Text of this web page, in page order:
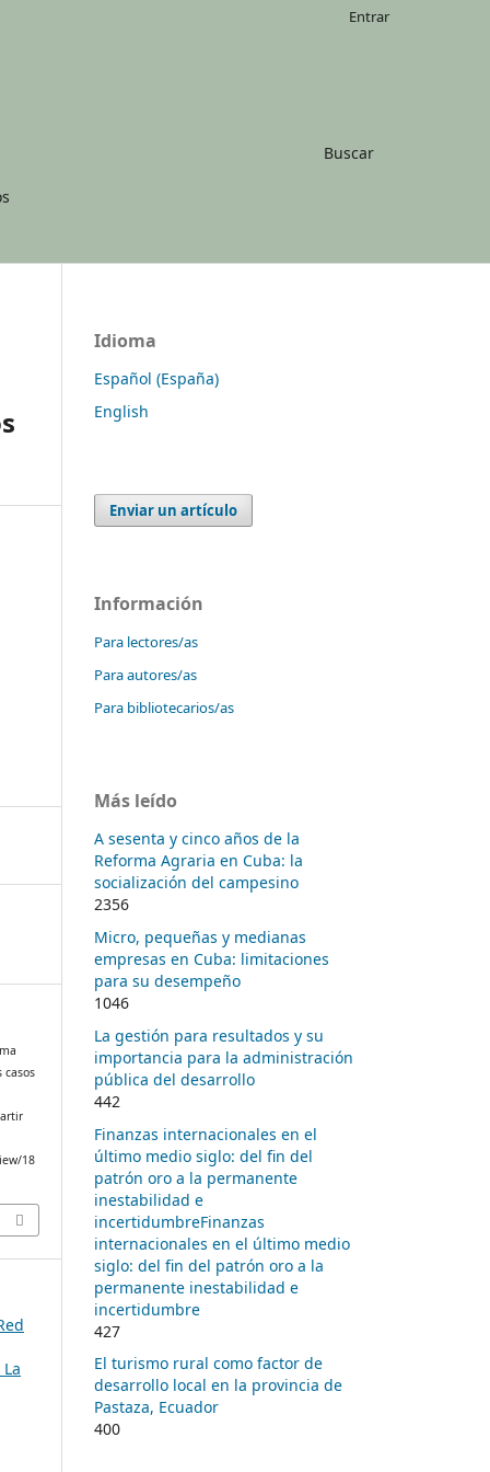
Buscar
Entrar
casos
18
Idioma
Español (España)
English
Enviar un artículo
Información
Para lectores/as
Para autores/as
Para bibliotecarios/as
Más leído
A sesenta y cinco años de la
Reforma Agraria en Cuba: la
socialización del campesino
2356
Micro, pequeñas y medianas
empresas en Cuba: limitaciones
para su desempeño
1046
La gestión para resultados y su
importancia para la administración
pública del desarrollo
442
Finanzas internacionales en el
último medio siglo: del fin del
patrón oro a la permanente
inestabilidad e
incertidumbreFinanzas
internacionales en el último medio
siglo: del fin del patrón oro a la
permanente inestabilidad e
incertidumbre
427
El turismo rural como factor de
desarrollo local en la provincia de
Pastaza, Ecuador
400